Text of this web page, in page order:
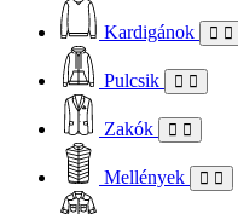
Kardigánok
Pulcsik
Zakók
Mellények